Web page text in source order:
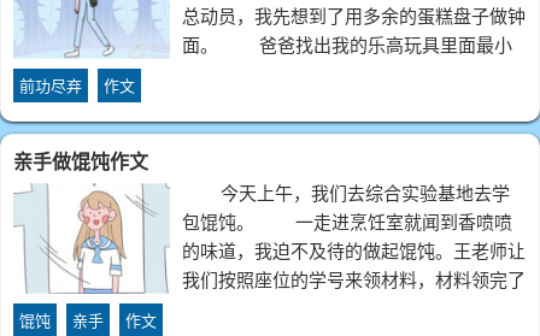
总动员，我先想到了用多余的蛋糕盘子做钟
面。 爸爸找出我的乐高玩具里面最小
前功尽弃 作文
亲手做馄饨作文
今天上午，我们去综合实验基地去学
包馄饨。 一走进烹饪室就闻到香喷喷
的味道，我迫不及待的做起馄饨。王老师让
我们按照座位的学号来领材料，材料领完了
馄饨 亲手 作文